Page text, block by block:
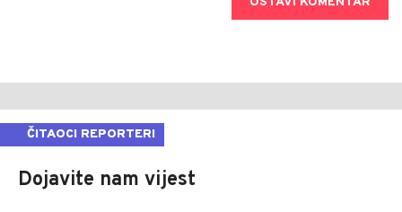
ČITAOCI REPORTERI
Dojavite nam vijest